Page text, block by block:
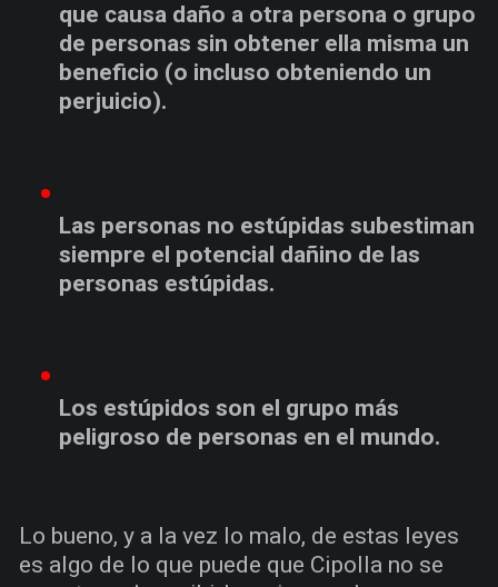
que causa daño a otra persona o grupo
de personas sin obtener ella misma un
beneficio (o incluso obteniendo un
perjuicio).
Las personas no estúpidas subestiman
siempre el potencial dañino de las
personas estúpidas.
Los estúpidos son el grupo más
peligroso de personas en el mundo.
Lo bueno, y a la vez lo malo, de estas leyes
es algo de lo que puede que Cipolla no se